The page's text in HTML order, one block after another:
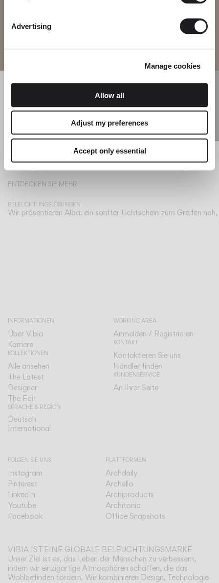
Advertising
Manage cookies
Allow all
Adjust my preferences
Accept only essential
ENTDECKEN SIE MEHR
Lesen Sie mehr über Palomba Serafini Associati und die Kollektionen
BELEUCHTUNGSLÖSUNGEN
Wir präsentieren Alba: ein sanfter Lichtschein zum Greifen
INFORMATIONEN
Über Vibia
Karriere
KOLLEKTIONEN
Alle ansehen
The Latest
Designer
The Edit
SPRACHE & REGION
Deutsch
International
WORKING AREA
Anmelden / Registrieren
KONTAKT
Kontaktieren Sie uns
Händler finden
KUNDENSERVICE
An Ihrer Seite
FOLGEN SIE UNS
Instagram
Pinterest
LinkedIn
Youtube
Facebook
PLATTFORMEN
Archdaily
Archello
Archiproducts
Architonic
Office Snapshots
VIBIA IST EINE GLOBALE BELEUCHTUNGSMARKE
Unser Ziel ist es, das Leben der Menschen zu verbessern,
indem wir einzigartige Atmosphären schaffen, die das
Wohlbefinden fördern. Wir kombinieren Design, Technologie